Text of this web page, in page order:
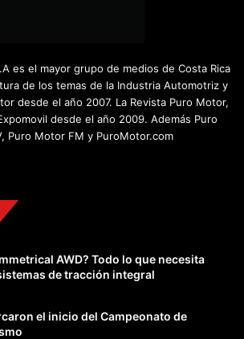
es el mayor grupo de medios de Costa Rica
de los temas de la Industria Automotriz y
desde el año 2007. La Revista Puro Motor,
desde el año 2009. Además Puro
Puro Motor FM y PuroMotor.com
AWD? Todo lo que necesita
de tracción integral
el inicio del Campeonato de